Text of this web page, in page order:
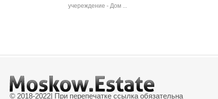
учереждение - Дом ...
© 2018-2022| При перепечатке ссылка обязательна